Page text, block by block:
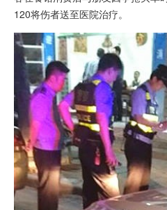
120将伤者送至医院治疗。